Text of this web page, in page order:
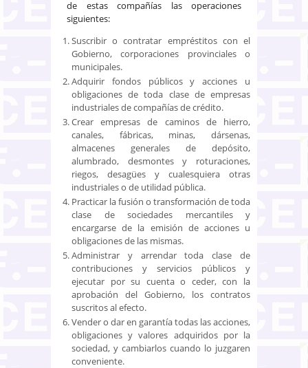
de estas compañías las operaciones
siguientes:
Suscribir o contratar empréstitos con el
Gobierno, corporaciones provinciales o
municipales.
Adquirir fondos públicos y acciones u
obligaciones de toda clase de empresas
industriales de compañías de crédito.
Crear empresas de caminos de hierro,
canales, fábricas, minas, dársenas,
almacenes generales de depósito,
alumbrado, desmontes y roturaciones,
riegos, desagües y cualesquiera otras
industriales o de utilidad pública.
Practicar la fusión o transformación de toda
clase de sociedades mercantiles y
encargarse de la emisión de acciones u
obligaciones de las mismas.
Administrar y arrendar toda clase de
contribuciones y servicios públicos y
ejecutar por su cuenta o ceder, con la
aprobación del Gobierno, los contratos
suscritos al efecto.
Vender o dar en garantía todas las acciones,
obligaciones y valores adquiridos por la
sociedad, y cambiarlos cuando lo juzgaren
conveniente.